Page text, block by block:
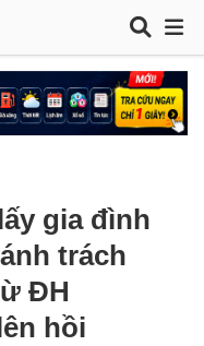
gia đình
trách
ĐH
hồi